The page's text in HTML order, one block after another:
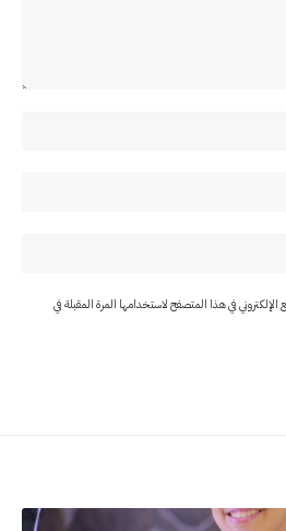
في هذا المتصفح لاستخدامها المرة المقبلة في